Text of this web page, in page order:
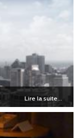
Lire la suite...